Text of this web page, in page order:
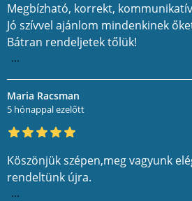
Megbízható, korrekt,
Jó szívvel ajánlom mindenkinek
Bátran rendeljetek tőlük!
...
Maria Racsman
5 hónappal ezelőtt
Köszönjük szépen,meg vagyunk
rendeltünk újra.
...